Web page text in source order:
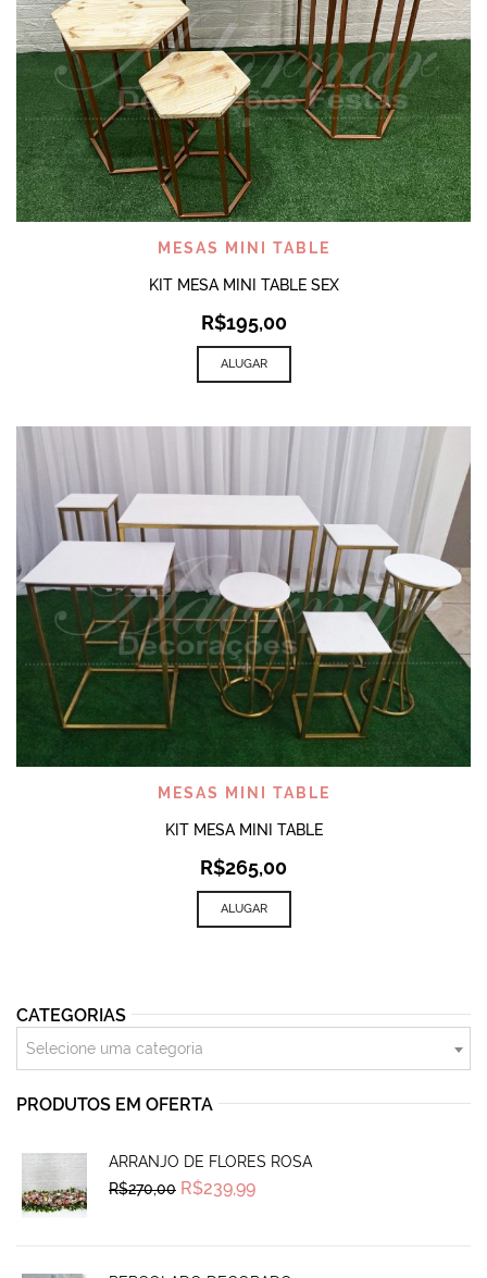
MESAS MINI TABLE
KIT MESA MINI TABLE SEX
R$195,00
ALUGAR
MESAS MINI TABLE
KIT MESA MINI TABLE
R$265,00
ALUGAR
CATEGORIAS
Selecione uma categoria
PRODUTOS EM OFERTA
ARRANJO DE FLORES ROSA
R$270,00 Original
price
R$239,99Current